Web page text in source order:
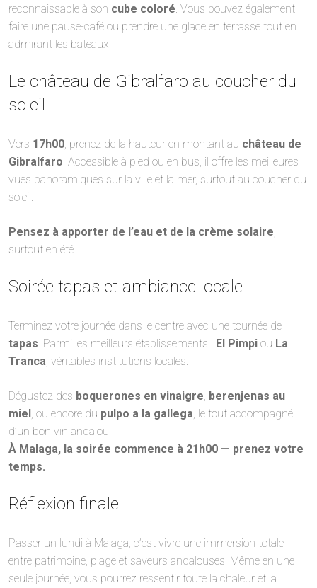
reconnaissable à son cube coloré . Vous pouvez également
faire une pause-café ou prendre une glace en terrasse tout en
admirant les bateaux.
Le château de Gibralfaro au coucher du
soleil
Vers 17h00 , prenez de la hauteur en montant au château de
Gibralfaro . Accessible à pied ou en bus, il offre les meilleures
vues panoramiques sur la ville et la mer, surtout au coucher du
soleil.
Pensez à apporter de l’eau et de la crème solaire
surtout en été.
Soirée tapas et ambiance locale
Terminez votre journée dans le centre avec une tournée de
tapas . Parmi les meilleurs établissements : El Pimpi ou La
Tranca , véritables institutions locales.
Dégustez des boquerones en vinaigre berenjenas au
miel , ou encore du pulpo a la gallega , le tout accompagné
d’un bon vin andalou.
À Malaga, la soirée commence à 21h00 — prenez votre
temps.
Réflexion finale
Passer un lundi à Malaga, c’est vivre une immersion totale
entre patrimoine, plage et saveurs andalouses. Même en une
seule journée, vous pourrez ressentir toute la chaleur et la